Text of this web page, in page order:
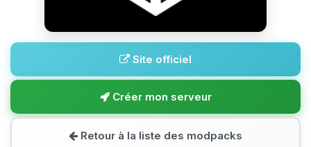
Site officiel
Créer mon serveur
Retour à la liste des modpacks